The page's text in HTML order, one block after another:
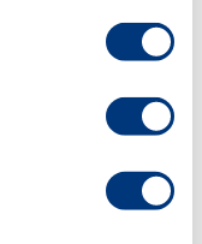
w
(siedem
w